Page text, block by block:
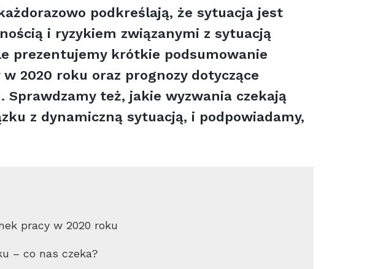
podkreślają, że sytuacja jest
i ryzykiem związanymi z sytuacją
prezentujemy krótkie podsumowanie
2020 roku oraz prognozy dotyczące
Sprawdzamy też, jakie wyzwania czekają
z dynamiczną sytuacją, i podpowiadamy,
pracy w 2020 roku
– co nas czeka?